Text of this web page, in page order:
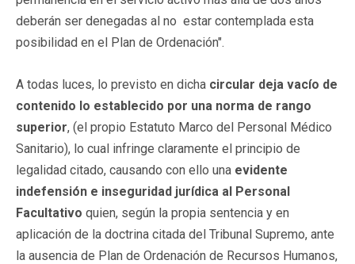
deberán ser denegadas al no estar contemplada esta
posibilidad en el Plan de Ordenación".
A todas luces, lo previsto en dicha circular deja vacío de
contenido lo establecido por una norma de rango
superior, (el propio Estatuto Marco del Personal Médico
Sanitario), lo cual infringe claramente el principio de
legalidad citado, causando con ello una evidente
indefensión e inseguridad jurídica al Personal
Facultativo quien, según la propia sentencia y en
aplicación de la doctrina citada del Tribunal Supremo, ante
la ausencia de Plan de Ordenación de Recursos Humanos,